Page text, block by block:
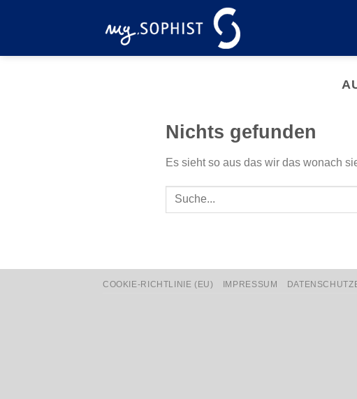
Nichts gefunden
Es sieht so aus das wir das wonach
COOKIE-RICHTLINIE (EU) IMPRESSUM